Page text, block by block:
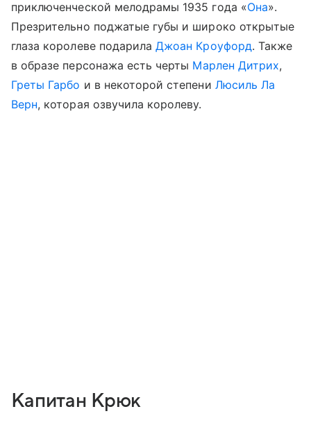
приключенческой мелодрамы 1935 года «Она».
Презрительно поджатые губы и широко открытые
глаза королеве подарилаДжоан Кроуфорд. Также
в образе персонажа есть черты Марлен Дитрих,
Греты Гарбо и в некоторой степени Люсиль Ла
Верн, которая озвучила королеву.
Капитан Крюк